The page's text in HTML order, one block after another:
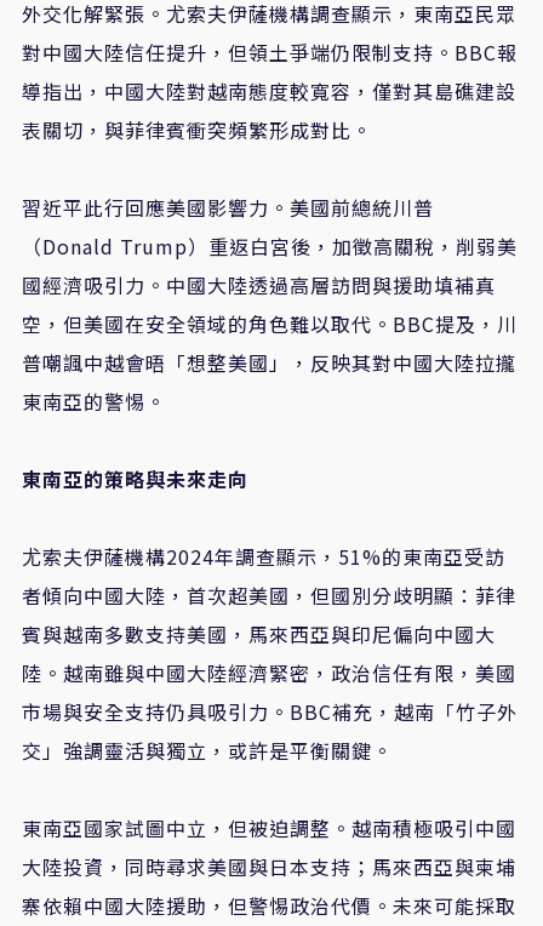
外交化解緊張。尤索夫伊薩機構調查顯示，東南亞民眾
對中國大陸信任提升，但領土爭端仍限制支持。BBC報
導指出，中國大陸對越南態度較寬容，僅對其島礁建設
表關切，與菲律賓衝突頻繁形成對比。
習近平此行回應美國影響力。美國前總統川普
（Donald Trump）重返白宮後，加徵高關稅，削弱美
國經濟吸引力。中國大陸透過高層訪問與援助填補真
空，但美國在安全領域的角色難以取代。BBC提及，川
普嘲諷中越會晤「想整美國」，反映其對中國大陸拉攏
東南亞的警惕。
東南亞的策略與未來走向
尤索夫伊薩機構2024年調查顯示，51%的東南亞受訪
者傾向中國大陸，首次超美國，但國別分歧明顯：菲律
賓與越南多數支持美國，馬來西亞與印尼偏向中國大
陸。越南雖與中國大陸經濟緊密，政治信任有限，美國
市場與安全支持仍具吸引力。BBC補充，越南「竹子外
交」強調靈活與獨立，或許是平衡關鍵。
東南亞國家試圖中立，但被迫調整。越南積極吸引中國
大陸投資，同時尋求美國與日本支持；馬來西亞與柬埔
寨依賴中國大陸援助，但警惕政治代價。未來可能採取